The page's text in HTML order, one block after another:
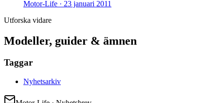
Motor-Life · 23 januari 2011
Utforska vidare
Modeller, guider & ämnen
Taggar
Nyhetsarkiv